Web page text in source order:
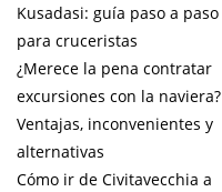
Kusadasi: guía paso a paso
para cruceristas
¿Merece la pena contratar
excursiones con la naviera?
Ventajas, inconvenientes y
alternativas
Cómo ir de Civitavecchia a